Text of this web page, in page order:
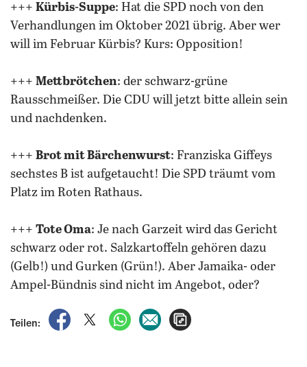
+++ Kürbis-Suppe: Hat die SPD noch von den
Verhandlungen im Oktober 2021 übrig. Aber wer
will im Februar Kürbis? Kurs: Opposition!
+++ Mettbrötchen: der schwarz-grüne
Rausschmeißer. Die CDU will jetzt bitte allein sein
und nachdenken.
+++ Brot mit Bärchenwurst: Franziska Giffeys
sechstes B ist aufgetaucht! Die SPD träumt vom
Platz im Roten Rathaus.
+++ Tote Oma: Je nach Garzeit wird das Gericht
schwarz oder rot. Salzkartoffeln gehören dazu
(Gelb!) und Gurken (Grün!). Aber Jamaika- oder
Ampel-Bündnis sind nicht im Angebot, oder?
Teilen:
auf Facebook teilen
auf X teilenper WhatsApp teilen
per E-Mail teilen